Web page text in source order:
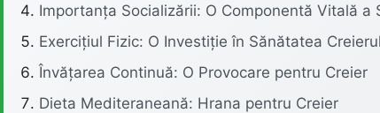
Importanța Socializării: O Componentă Vitală a
Exercițiul Fizic: O Investiție în Sănătatea
Învățarea Continuă: O Provocare pentru Creier
Dieta Mediteraneană: Hrana pentru Creier